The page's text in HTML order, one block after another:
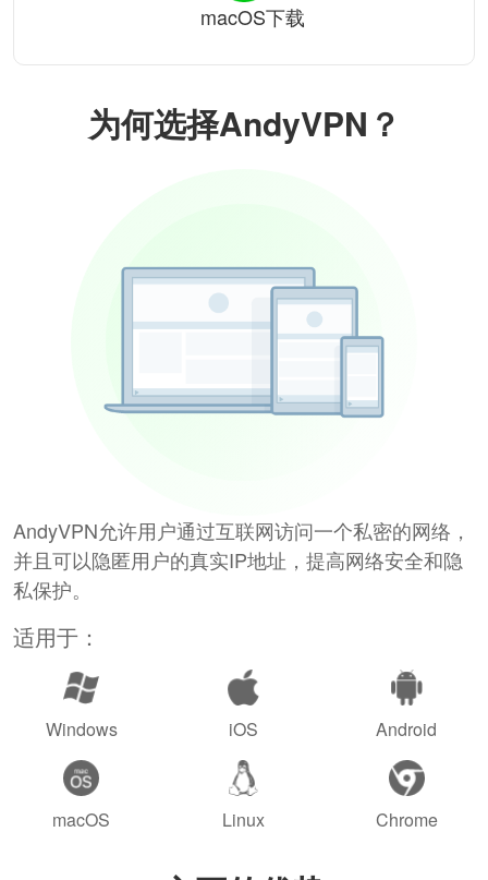
为何选择AndyVPN？
AndyVPN允许用户通过互联网访问一个私密的网络，
并且可以隐匿用户的真实IP地址，提高网络安全和隐
私保护。
适用于：
Windows iOS Android
macOS Linux Chrome
macOS下载